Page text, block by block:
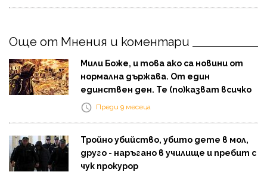
Още от Мнения и коментари
Мили Боже, и това ако са новини от
нормална държава. От един
единствен ден. Те (по)казват всичко
Преди 9 месеца
Тройно убийство, убито дете в мол,
друго - наръгано в училище и пребит с
чук прокурор